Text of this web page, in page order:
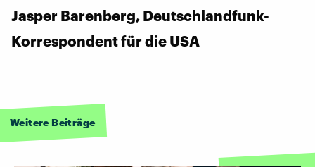
Jasper Barenberg, Deutschlandfunk-
Korrespondent für die USA
Weitere Beiträge